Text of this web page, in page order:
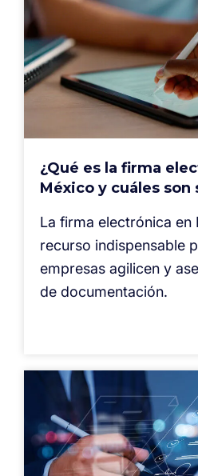
¿Qué es la firma
México y cuáles son
La firma electrónica en
recurso indispensable
empresas agilicen y
de documentación.